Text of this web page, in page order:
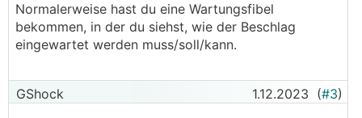
Normalerweise hast du eine Wartungsfibel
bekommen, in der du siehst, wie der Beschlag
eingewartet werden muss/soll/kann.
GShock 1.12.2023 (#3)